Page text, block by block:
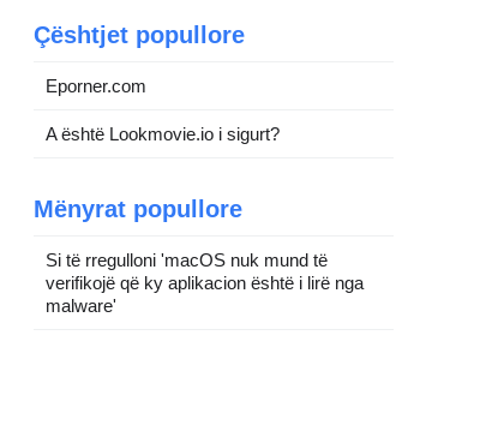
Çështjet popullore
Eporner.com
A është Lookmovie.io i sigurt?
Mënyrat popullore
Si të rregulloni 'macOS nuk mund të
verifikojë që ky aplikacion është i lirë nga
malware'